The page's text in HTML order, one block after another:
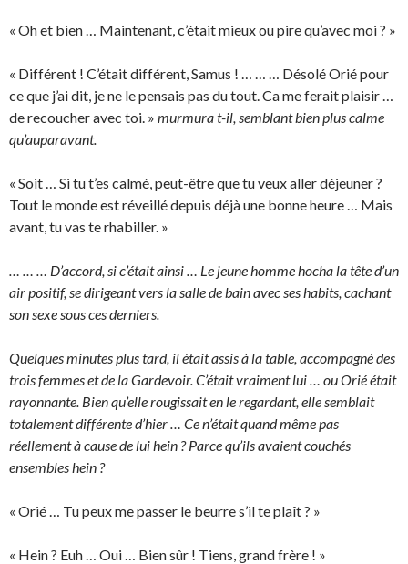
« Oh et bien … Maintenant, c’était mieux ou pire qu’avec moi ? »
« Différent ! C’était différent, Samus ! … … … Désolé Orié pour
ce que j’ai dit, je ne le pensais pas du tout. Ca me ferait plaisir …
de recoucher avec toi. » murmura t-il, semblant bien plus calme
qu’auparavant.
« Soit … Si tu t’es calmé, peut-être que tu veux aller déjeuner ?
Tout le monde est réveillé depuis déjà une bonne heure … Mais
avant, tu vas te rhabiller. »
… … … D’accord, si c’était ainsi … Le jeune homme hocha la tête d’un
air positif, se dirigeant vers la salle de bain avec ses habits, cachant
son sexe sous ces derniers.
Quelques minutes plus tard, il était assis à la table, accompagné des
trois femmes et de la Gardevoir. C’était vraiment lui … ou Orié était
rayonnante. Bien qu’elle rougissait en le regardant, elle semblait
totalement différente d’hier … Ce n’était quand même pas
réellement à cause de lui hein ? Parce qu’ils avaient couchés
ensembles hein ?
« Orié … Tu peux me passer le beurre s’il te plaît ? »
« Hein ? Euh … Oui … Bien sûr ! Tiens, grand frère ! »